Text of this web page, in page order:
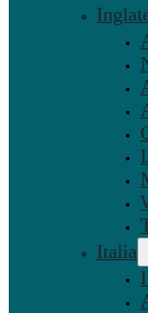
Italia